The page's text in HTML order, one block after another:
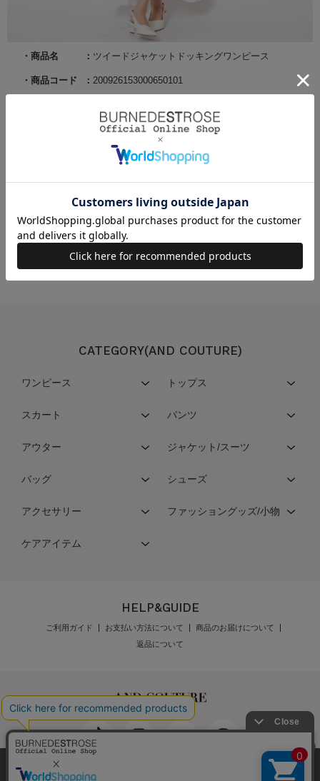
商品名 ツイードジャケットドッキングワンピース
商品コード 200926153000650101
ホワイト
この商品を取り扱っている店舗
こちらの商品は取扱い店舗一覧サービスを停止させていただいております
CATEGORY(AND COUTURE)
ワンピース トップス
スカート パンツ
アウター ジャケット/スーツ
バッグ シューズ
アクセサリー ファッショングッズ/小物
ケアアイテム
HELP&GUIDE
ご利用ガイド お支払い方法について
商品のお届けについて
返品について
弊社はCookieを利用し、Webの利便性向上に努め
最新の在庫数は店舗へお電話下さい